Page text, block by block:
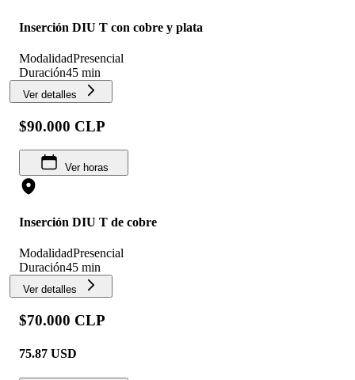
Inserción DIU T con cobre y plata
ModalidadPresencial
Duración45 min
Ver detalles
$90.000 CLP
Ver horas
Inserción DIU T de cobre
ModalidadPresencial
Duración45 min
Ver detalles
$70.000 CLP
75.87 USD